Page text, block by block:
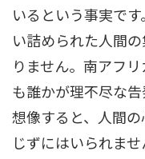
いるという事実で
い詰められた人間
りません。南アフ
も誰かが理不尽な
想像すると、人間
じずにはいられませ